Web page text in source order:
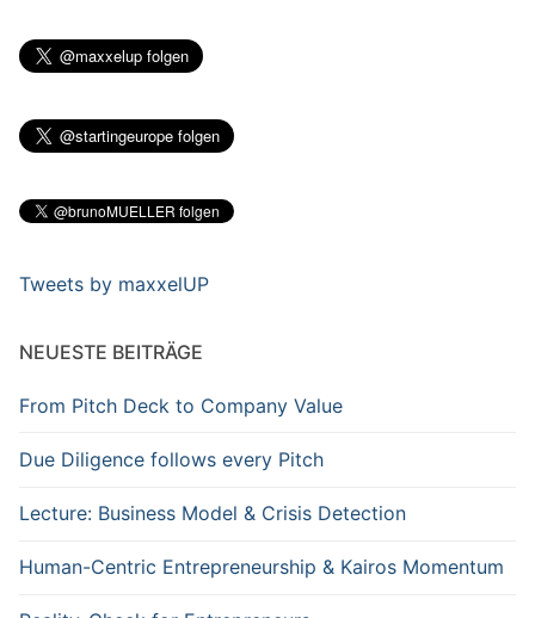
Tweets by maxxelUP
NEUESTE BEITRÄGE
From Pitch Deck to Company Value
Due Diligence follows every Pitch
Lecture: Business Model & Crisis Detection
Human-Centric Entrepreneurship & Kairos Momentum